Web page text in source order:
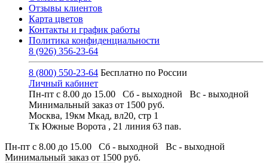
Отзывы клиентов
Карта цветов
Контакты и график работы
Политика конфиденциальности
8 (926) 356-23-64
8 (800) 550-23-64 Бесплатно по России
Личный кабинет
Пн-пт с 8.00 до 15.00 Сб - выходной Вс - выходной
Минимальный заказ от 1500 руб.
Москва, 19км Мкад, вл20, стр 1
Тк Южные Ворота , 21 линия 63 пав.
Пн-пт с 8.00 до 15.00 Сб - выходной Вс - выходной
Минимальный заказ от 1500 руб.